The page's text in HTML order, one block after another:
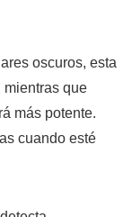
oscuros, esta
mientras que
más potente.
cuando esté